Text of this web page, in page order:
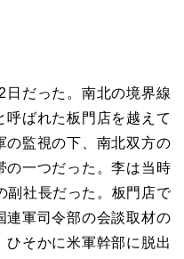
だった。南北の境界線
呼ばれた板門店を越えて
の監視の下、南北双方の
の一つだった。李は当時
副社長だった。板門店で
連軍司令部の会談取材の
ひそかに米軍幹部に脱出